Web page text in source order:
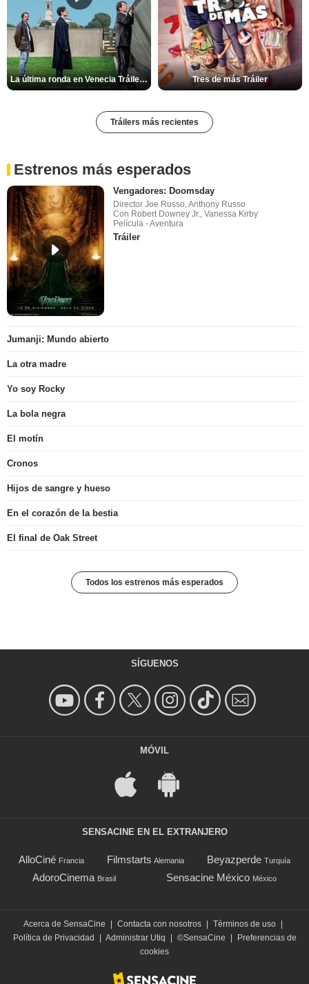
La última ronda en Venecia Tráiler VOSE Tres de más Tráiler
Tráilers más recientes
Estrenos más esperados
Vengadores: Doomsday
Director Joe Russo, Anthony Russo
Con Robert Downey Jr., Vanessa Kirby
Película - Aventura
Tráiler
Jumanji: Mundo abierto
La otra madre
Yo soy Rocky
La bola negra
El motín
Cronos
Hijos de sangre y hueso
En el corazón de la bestia
El final de Oak Street
Todos los estrenos más esperados
SÍGUENOS
MÓVIL
SENSACINE EN EL EXTRANJERO
AlloCiné Francia Filmstarts Alemania Beyazperde Turquía
AdoroCinema Brasil Sensacine México México
Acerca de SensaCine | Contacta con nosotros | Términos de uso |
Política de Privacidad
| Administrar Utiq | ©SensaCine |
Preferencias de
cookies